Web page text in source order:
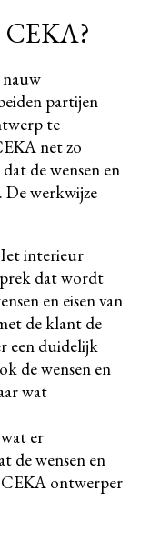
CEKA?
partijen
te
net zo
de wensen en
De werkwijze
interieur
dat wordt
en eisen van
de klant de
een duidelijk
de wensen en
wat
er
de wensen en
CEKA ontwerper